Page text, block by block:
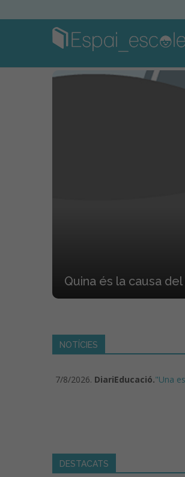
Quina és la causa
NOTÍCIES
7/8/2026. DiariEducació."Una
DESTACATS